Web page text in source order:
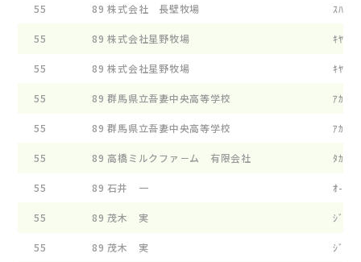
55 89 株式会社 長壁牧場 ｽﾊﾟｼ
55 89 株式会社星野牧場 ｷﾔﾌﾟ
55 89 株式会社星野牧場 ｷﾔﾌﾟ
55 89 群馬県立吾妻中央高等学校 ｱｶﾞﾁ
55 89 群馬県立吾妻中央高等学校 ｱｶﾞﾁ
55 89 高橋ミルクファ－ム 有限会社 ﾀｶﾊｼ
55 89 石井 一 ｵ-ｹ-ﾌ
55 89 茂木 実 ｼﾞﾝｼ
55 89 茂木 実 ｼﾞﾝｼ